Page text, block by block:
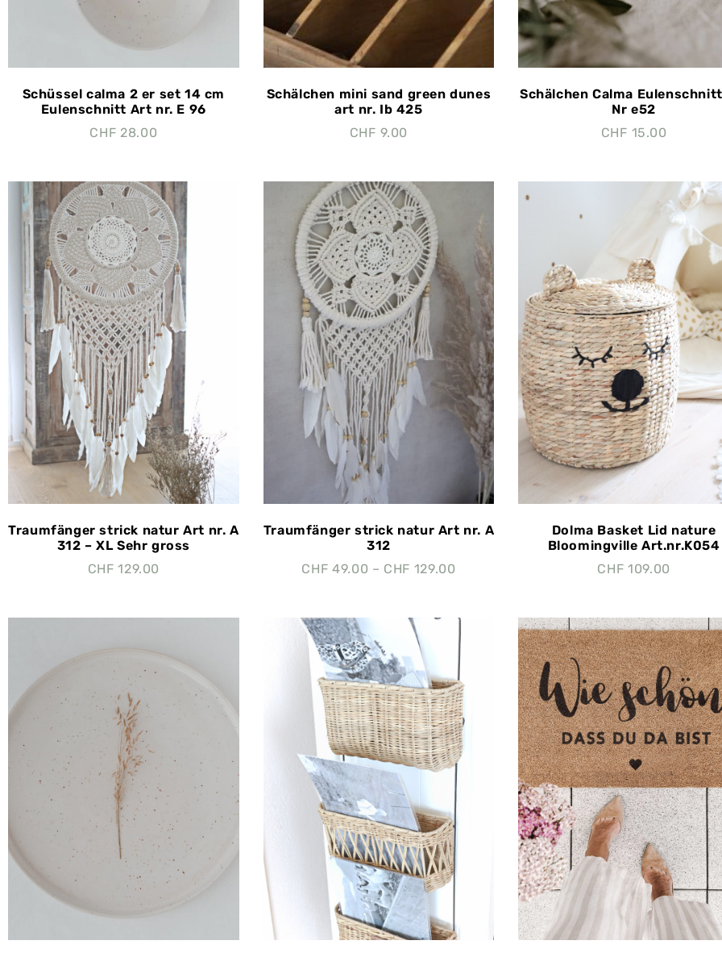
Schüssel calma 2 er set 14 cm
Eulenschnitt Art nr. E 96
CHF 28.00
Schälchen mini sand green dunes
art nr. Ib 425
CHF 9.00
Schälchen Calma
Nr e52
CHF 15.00
Traumfänger strick natur Art nr. A
312 – XL Sehr gross
CHF 129.00
Traumfänger strick natur Art nr. A
312
CHF 49.00 – CHF 129.00
Dolma Basket Lid nature
Bloomingville Art.nr.K054
CHF 109.00